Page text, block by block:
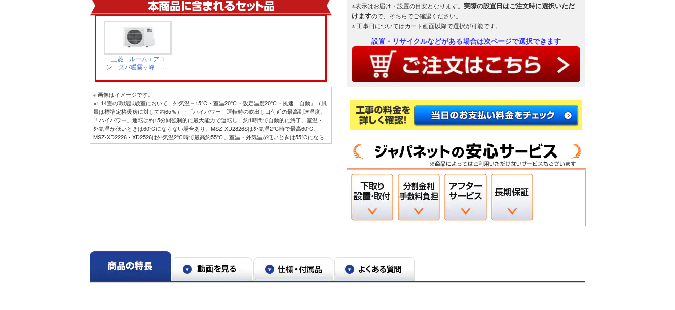
三菱 ルームエアコ
ン ズバ暖霧ヶ峰 XD
ワイト MUZ-
※ 画像はイメージです。
※1 14畳の環境試験室において、外気温－15℃・室温20℃・設定温度20℃・風速「自動」（風
量は標準定格暖房に対して約65％）・「ハイパワー」運転時の吹出し口付近の最高到達温度。
「ハイパワー」運転は約15分間強制的に最大能力で運転し、約1時間で自動的に終了。室温・
外気温が低いときは60℃にならない場合あり。MSZ-XD2826Sは外気温2℃時で最高60℃、
MSZ-XD2226・XD2526は外気温2℃時で最高約55℃。室温・外気温が低いときは55℃になら
ない場合あり。
90％キャッチ。28㎥の試験空間での95分後の効果（メーカー調べ）。換気などによる屋外から
の新たな粒子の侵入は想定されていません。0.3μｍ未満の微小粒子状物質は、除去未確認。ま
た、空気中の有害物質のすべてを除去できるものではありません。
※9 実使用空間での実証効果ではありません。フィルターに付着したものを抑制します。
※表示はお届け・設置の目安となります。 実際の設置日はご注文時に選択いただ
けますので、そちらでご確認ください。
※ 工事日についてはカート画面以降で選択が可能です。
設置・リサイクルなどがある場合は次ページで選択できます